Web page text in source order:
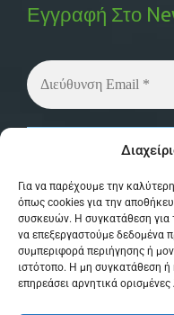
Για να παρέχουμε την
όπως cookies για την
συσκευών. Η συγκατάθεση για
να επεξεργαστούμε δεδομένα
συμπεριφορά περιήγησης ή
ιστότοπο. Η μη συγκατάθεση
επηρεάσει αρνητικά ορισμένες
Εγγραφή Στο
μας για